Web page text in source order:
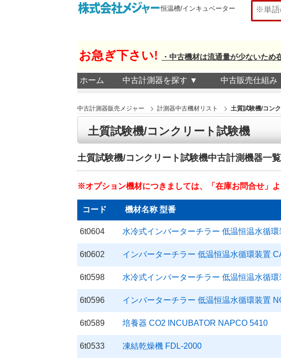
恒温槽/インキュベーター
お急ぎ下さい! ・中古機材は流通量が少ないため
ホーム 中古計測器を探す ▼ 中古販売仕組み
中古計測器販売メジャー 計測器中古機材リスト 土質試験機/コン
土質試験機/コンクリート試験機
土質試験機/コンクリート試験機中古計測機器一覧
※オプション機材につきましては、「在庫お問合せ」よ
コード 機材名称 型番
6t0604 水冷式インバーターチラー 低温恒温水循
6t0602 インバーターチラー 低温恒温水循環装置
6t0598 水冷式インバーターチラー 低温恒温水循
6t0596 インバーターチラー 低温恒温水循環装置
6t0589 培養器 CO2 INCUBATOR NAPCO 5410
6t0533 凍結乾燥機 FDL-2000